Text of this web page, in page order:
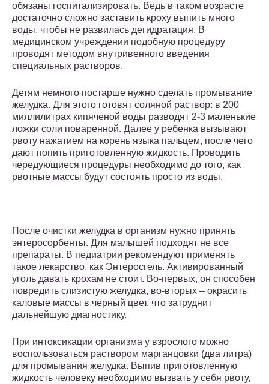
обязаны госпитализировать. Ведь в таком возрасте
достаточно сложно заставить кроху выпить много
воды, чтобы не развилась дегидратация. В
медицинском учреждении подобную процедуру
проводят методом внутривенного введения
специальных растворов.
Детям немного постарше нужно сделать промывание
желудка. Для этого готовят соляной раствор: в 200
миллилитрах кипяченой воды разводят 2-3 маленькие
ложки соли поваренной. Далее у ребенка вызывают
рвоту нажатием на корень языка пальцем, после чего
дают попить приготовленную жидкость. Проводить
чередующиеся процедуры необходимо до того, как
рвотные массы будут состоять просто из воды.
После очистки желудка в организм нужно принять
энтеросорбенты. Для малышей подходят не все
препараты. В педиатрии рекомендуют применять
такое лекарство, как Энтеросгель. Активированный
уголь давать крохам не стоит. Во-первых, он способен
повредить слизистую желудка, во-вторых – окрасить
каловые массы в черный цвет, что затруднит
дальнейшую диагностику.
При интоксикации организма у взрослого можно
воспользоваться раствором марганцовки (два литра)
для промывания желудка. Выпив приготовленную
жидкость человеку необходимо вызвать у себя рвоту,